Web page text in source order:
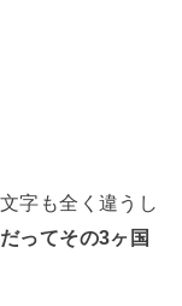
字も全く違うし
だってその3ヶ国